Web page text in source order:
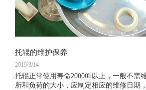
托辊的维护保养
2019/3/14
托辊正常使用寿命20000h以上，一般不需
所和负荷的大小，应制定相应的维修日期